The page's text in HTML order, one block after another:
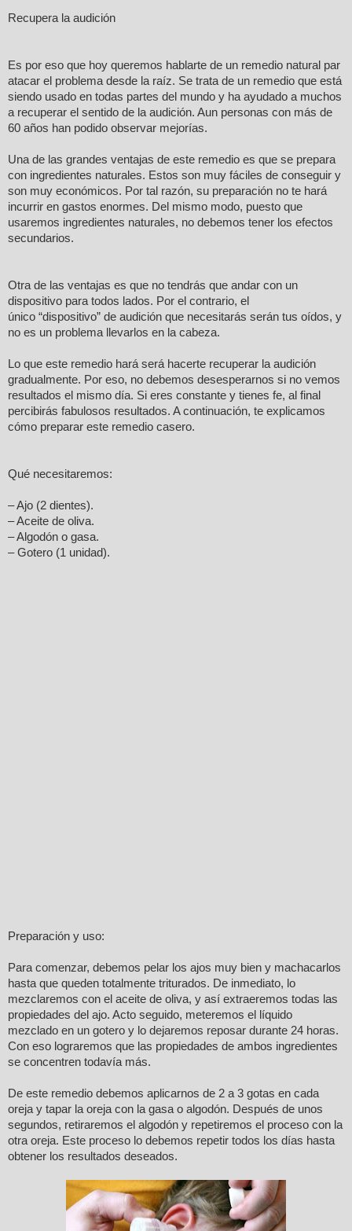
Recupera la audición
Es por eso que hoy queremos hablarte de un remedio natural par
atacar el problema desde la raíz. Se trata de un remedio que está
siendo usado en todas partes del mundo y ha ayudado a muchos
a recuperar el sentido de la audición. Aun personas con más de
60 años han podido observar mejorías.
Una de las grandes ventajas de este remedio es que se prepara
con ingredientes naturales. Estos son muy fáciles de conseguir y
son muy económicos. Por tal razón, su preparación no te hará
incurrir en gastos enormes. Del mismo modo, puesto que
usaremos ingredientes naturales, no debemos tener los efectos
secundarios.
Otra de las ventajas es que no tendrás que andar con un
dispositivo para todos lados. Por el contrario, el
único “dispositivo” de audición que necesitarás serán tus oídos, y
no es un problema llevarlos en la cabeza.
Lo que este remedio hará será hacerte recuperar la audición
gradualmente. Por eso, no debemos desesperarnos si no vemos
resultados el mismo día. Si eres constante y tienes fe, al final
percibirás fabulosos resultados. A continuación, te explicamos
cómo preparar este remedio casero.
Qué necesitaremos:
– Ajo (2 dientes).
– Aceite de oliva.
– Algodón o gasa.
– Gotero (1 unidad).
Preparación y uso:
Para comenzar, debemos pelar los ajos muy bien y machacarlos
hasta que queden totalmente triturados. De inmediato, lo
mezclaremos con el aceite de oliva, y así extraeremos todas las
propiedades del ajo. Acto seguido, meteremos el líquido
mezclado en un gotero y lo dejaremos reposar durante 24 horas.
Con eso lograremos que las propiedades de ambos ingredientes
se concentren todavía más.
De este remedio debemos aplicarnos de 2 a 3 gotas en cada
oreja y tapar la oreja con la gasa o algodón. Después de unos
segundos, retiraremos el algodón y repetiremos el proceso con la
otra oreja. Este proceso lo debemos repetir todos los días hasta
obtener los resultados deseados.